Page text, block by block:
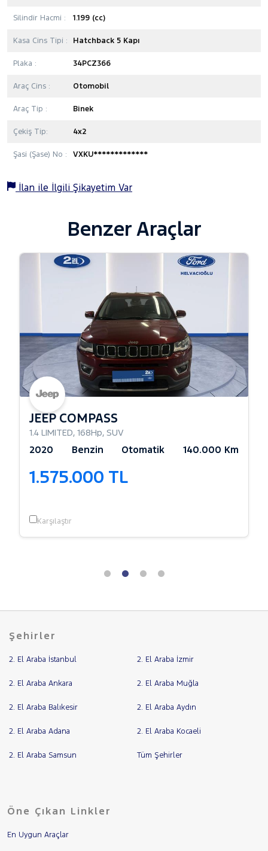
Silindir Hacmi : 1.199 (cc)
Kasa Cins Tipi : Hatchback 5 Kapı
Plaka : 34PCZ366
Araç Cins : Otomobil
Araç Tip : Binek
Çekiş Tip: 4x2
Şasi (Şase) No : VXKU*************
İlan ile İlgili Şikayetim Var
Benzer Araçlar
JEEP COMPASS
1.4 LIMITED, 168Hp, SUV
2020 Benzin Otomatik 140.000 Km
1.575.000 TL
Karşılaştır
Şehirler
2. El Araba İstanbul 2. El Araba İzmir
2. El Araba Ankara 2. El Araba Muğla
2. El Araba Balıkesir 2. El Araba Aydın
2. El Araba Adana 2. El Araba Kocaeli
2. El Araba Samsun Tüm Şehirler
Öne Çıkan Linkler
En Uygun Araçlar